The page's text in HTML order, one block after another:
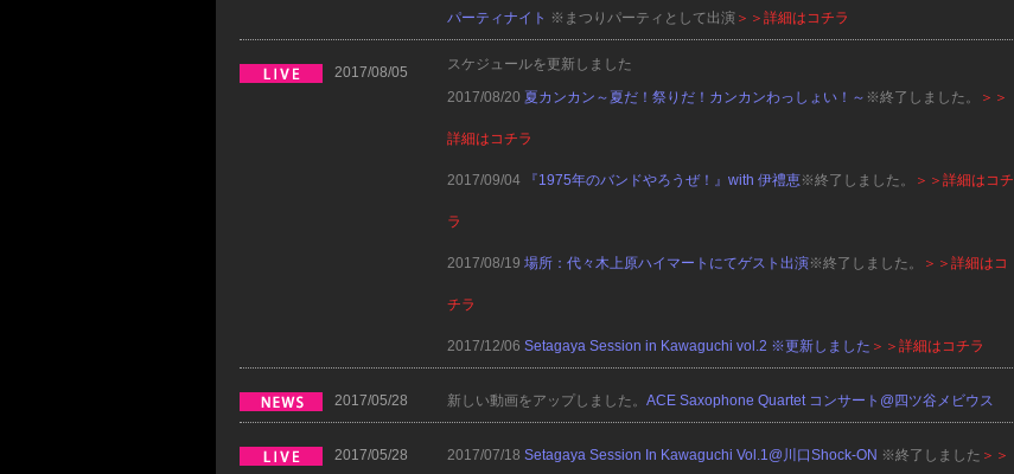
パーティナイト ※まつりパーティとして出演 ＞＞詳細はコチラ
2017/08/05
スケジュールを更新しました
2017/08/20 夏カンカン～夏だ！祭りだ！カンカンわっしょい！～ ※終了しました。 ＞＞
詳細はコチラ
2017/09/04 『1975年のバンドやろうぜ！』with 伊禮恵※終了しました。 ＞＞詳細はコチ
ラ
2017/08/19 場所：代々木上原ハイマートにてゲスト出演※終了しました。 ＞＞詳細はコ
チラ
2017/12/06 Setagaya Session in Kawaguchi vol.2 ※更新しました ＞＞詳細はコチラ
2017/05/28 新しい動画をアップしました。 ACE Saxophone Quartet コンサート@四ツ谷メビウス
2017/05/28 2017/07/18 Setagaya Session In Kawaguchi Vol.1@川口Shock-ON ※終了しました ＞＞